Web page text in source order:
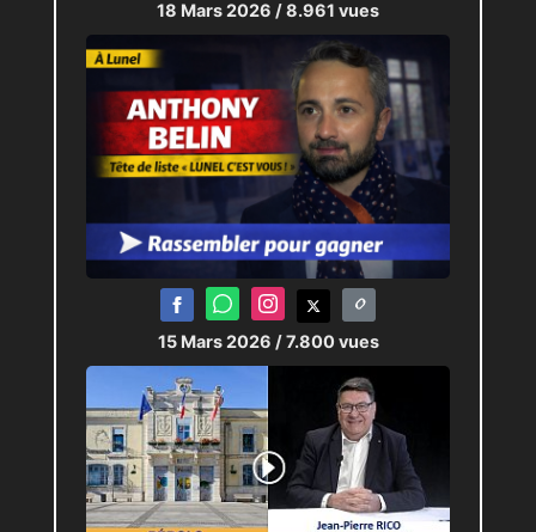
18 Mars 2026 / 8.961 vues
15 Mars 2026 / 7.800 vues